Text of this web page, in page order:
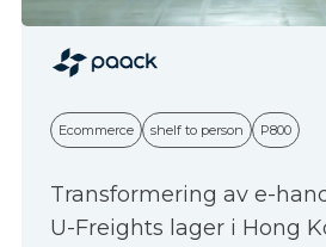
Ecommerce shelf to person P800
Transformering av e-
U-Freights lager i Hong